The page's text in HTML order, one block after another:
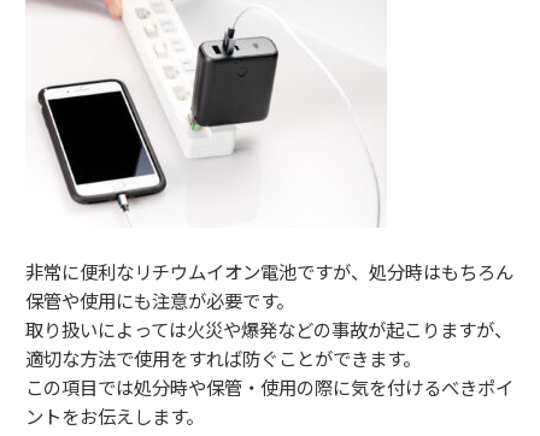
非常に便利なリチウムイオン電池ですが、処分時はもちろん
保管や使用にも注意が必要です。
取り扱いによっては火災や爆発などの事故が起こりますが、
適切な方法で使用をすれば防ぐことができます。
この項目では処分時や保管・使用の際に気を付けるべきポイ
ントをお伝えします。